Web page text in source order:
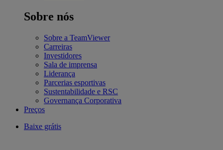
Sobre nós
Sobre a TeamViewer
Carreiras
Investidores
Sala de imprensa
Liderança
Parcerias esportivas
Sustentabilidade e RSC
Governança Corporativa
Preços
Baixe grátis